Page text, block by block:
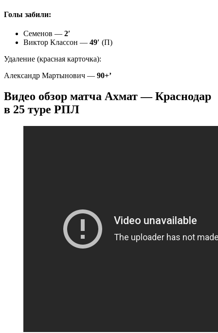
Голы забили:
Семенов — 2′
Виктор Классон — 49′ (П)
Удаление (красная карточка):
Александр Мартынович — 90+’
Видео обзор матча Ахмат — Краснодар
в 25 туре РПЛ